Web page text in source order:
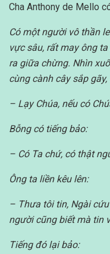
Cha Anthony de Mello
Có một người vô thần
vực sâu, rất may ông
ra giữa chừng. Nhìn
cùng cành cây sắp
– Lạy Chúa, nếu có
Bỗng có tiếng bảo:
– Có Ta chứ, có thật
Ông ta liền kêu lên:
– Thưa tôi tin, Ngài
người cũng biết mà tin
Tiếng đó lại bảo: